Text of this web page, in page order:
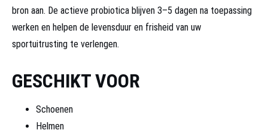
bron aan. De actieve probiotica blijven 3–5 dagen na toepassing
werken en helpen de levensduur en frisheid van uw
sportuitrusting te verlengen.
GESCHIKT VOOR
Schoenen
Helmen